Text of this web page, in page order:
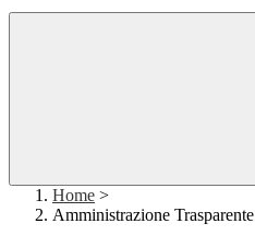
Home >
Amministrazione Trasparente